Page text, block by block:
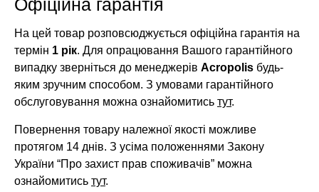
На цей товар розповсюджується офіційна гарантія на
термін 1 рік. Для опрацювання Вашого гарантійного
випадку зверніться до менеджерів Acropolis будь-
яким зручним способом. З умовами гарантійного
обслуговування можна ознайомитись тут.
Повернення товару належної якості можливе
протягом 14 днів. З усіма положеннями Закону
України “Про захист прав споживачів” можна
ознайомитись тут.